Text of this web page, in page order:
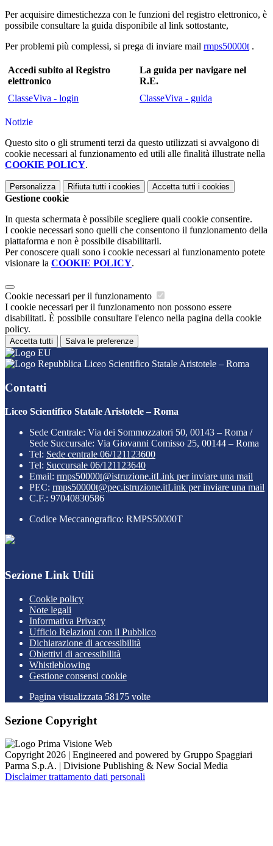
Per acquisire dimestichezza con le funzioni del registro elettronico, è
possibile consultare la guida disponibile al link sottostante,
Per problemi più complessi, si prega di inviare mail rmps50000t .
Accedi subito al Registro
elettronico
La guida per navigare nel
R.E.
ClasseViva - login
ClasseViva - guida
Notizie
Questo sito o gli strumenti terzi da questo utilizzati si avvalgono di
cookie necessari al funzionamento ed utili alle finalità illustrate nella
COOKIE POLICY.
Personalizza Rifiuta tutti i cookies Accetta tutti i cookies
Gestione cookie
In questa schermata è possibile scegliere quali cookie consentire.
I cookie necessari sono quelli che consentono il funzionamento della
piattaforma e non è possibile disabilitarli.
Per conoscere quali sono i cookie necessari al funzionamento potete
visionare la COOKIE POLICY.
Cookie necessari per il funzionamento
I cookie necessari per il funzionamento non possono essere
disabilitati. È possibile consultare l'elenco nella pagina della cookie
policy.
Accetta tutti Salva le preferenze
Liceo Scientifico Statale Aristotele – Roma
Contatti
Liceo Scientifico Statale Aristotele – Roma
Sede Centrale: Via dei Sommozzatori 50, 00143 – Roma /
Sede Succursale: Via Giovanni Comisso 25, 00144 – Roma
Tel: Sede centrale 06/121123600
Tel: Succursale 06/121123640
Email: rmps50000t@istruzione.itLink per inviare una mail
PEC: rmps50000t@pec.istruzione.itLink per inviare una mail
C.F.: 97040830586
Codice Meccanografico: RMPS50000T
Sezione Link Utili
Cookie policy
Note legali
Informativa Privacy
Ufficio Relazioni con il Pubblico
Dichiarazione di accessibilità
Obiettivi di accessibilità
Whistleblowing
Gestione consensi cookie
Pagina visualizzata 58175 volte
Sezione Copyright
Copyright 2026 | Engineered and powered by Gruppo Spaggiari
Parma S.p.A. | Divisione Publishing & New Social Media
Disclaimer trattamento dati personali